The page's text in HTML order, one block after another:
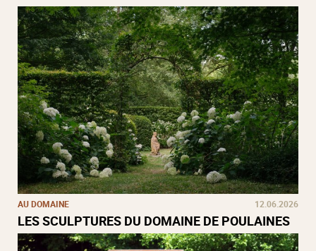
AU DOMAINE 12.06.2026
LES SCULPTURES DU DOMAINE DE POULAINES